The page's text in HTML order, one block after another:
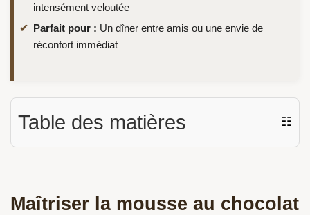
intensément veloutée
Parfait pour : Un dîner entre amis ou une envie de
réconfort immédiat
Table des matières ☷
Maîtriser la mousse au chocolat